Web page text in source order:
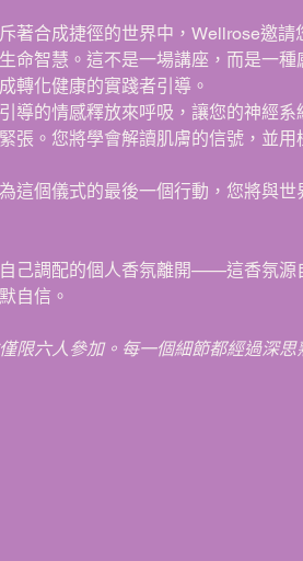
著合成捷徑的世界中，Wellrose邀
命智慧。這不是一場講座，而是一
轉化健康的實踐者引導。
導的情感釋放來呼吸，讓您的神經
張。您將學會解讀肌膚的信號，並用
這個儀式的最後一個行動，您將與
己調配的個人香氛離開——這香氛源
自信。
限六人參加。每一個細節都經過深思